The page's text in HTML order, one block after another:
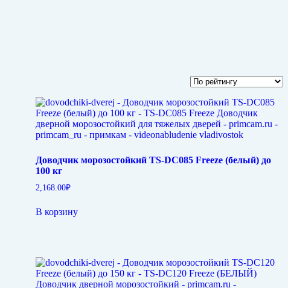
Доводчик морозостойкий TS-DC085 Freeze (белый) до
100 кг
2,168.00₽
В корзину